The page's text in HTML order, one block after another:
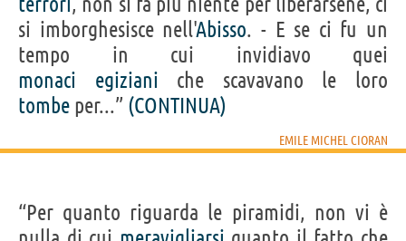
si imborghesisce nell'Abisso. - E se ci fu un
tempo in cui invidiavo quei
monaci
egiziani che scavavano le loro
tombe per...” (CONTINUA)
EMILE MICHEL CIORAN
“Per quanto riguarda le piramidi, non vi è